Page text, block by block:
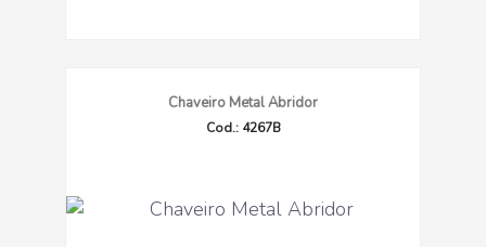
Chaveiro Metal Abridor
Cod.: 4267B